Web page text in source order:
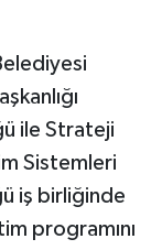
ile Strateji
Sistemleri
iş birliğinde
programını